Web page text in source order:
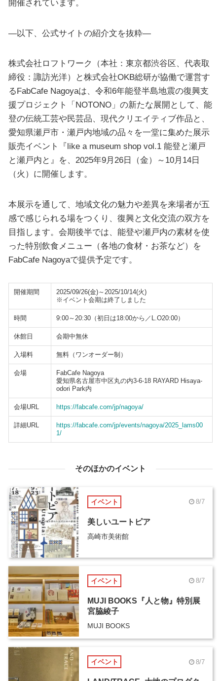
開催されています。
—以下、公式サイトの紹介文を抜粋—
株式会社ロフトワーク（本社：東京都渋谷区、代表取
締役：諏訪光洋）と株式会社OKB総研が協働で運営す
るFabCafe Nagoyaは、令和6年能登半島地震の復興支
援プロジェクト「NOTONO」の新たな展開として、能
登の伝統工芸や民芸品、現代クリエイティブ作品と、
愛知県瀬戸市・瀬戸内地域の品々を一堂に集めた展示
販売イベント『like a museum shop vol.1 能登と瀬戸
と瀬戸内と』を、2025年9月26日（金）～10月14日
（火）に開催します。
本展示を通して、地域文化の魅力や差異を来場者が五
感で感じられる場をつくり、復興と文化交流の双方を
目指します。会期後半では、能登や瀬戸内の素材を使
った特別飲食メニュー（各地の食材・お茶など）を
FabCafe Nagoyaで提供予定です。
開催期間
2025/09/26(金)～2025/10/14(火)
※イベント会期は終了しました
時間 9:00～20:30（初日は18:00から／L.O20:00）
休館日 会期中無休
入場料 無料（ワンオーダー制）
会場
FabCafe Nagoya
愛知県名古屋市中区丸の内3-6-18 RAYARD Hisaya-
odori Park内
会場URL https://fabcafe.com/jp/nagoya/
詳細URL
https://fabcafe.com/jp/events/nagoya/2025_lams00
1/
そのほかのイベント
イベント 8/7
美しいユートピア
高崎市美術館
イベント 8/7
MUJI BOOKS『人と物』特別展
宮脇綾子
MUJI BOOKS
イベント 8/7